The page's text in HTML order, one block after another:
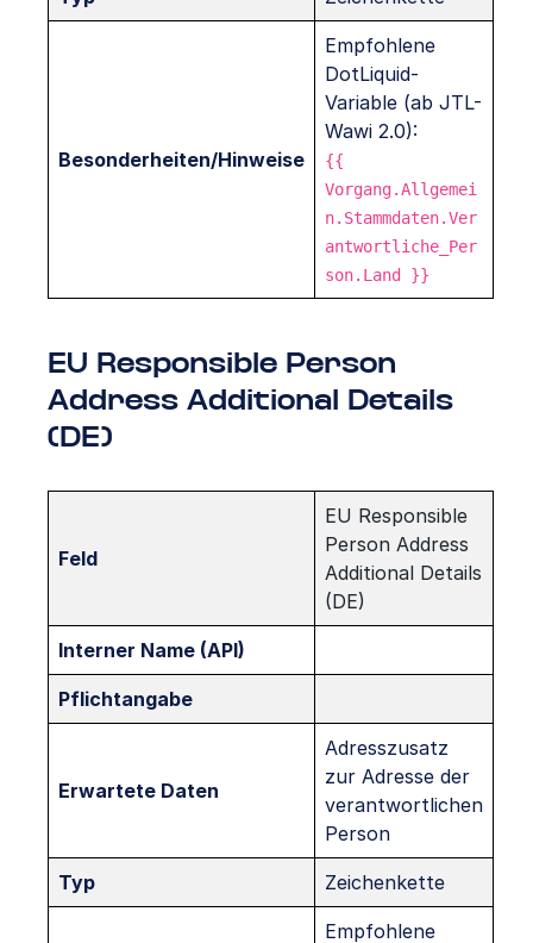
Besonderheiten/Hinweise
Empfohlene
DotLiquid-
Variable (ab JTL-
Wawi 2.0):
{{
Vorgang.Allgemei
n.Stammdaten.Ver
antwortliche_Per
son.Land }}
EU Responsible Person
Address Additional Details
(DE)
Feld
EU Responsible
Person Address
Additional Details
(DE)
Interner Name (API)
Pflichtangabe
Erwartete Daten
Adresszusatz
zur Adresse der
verantwortlichen
Person
Typ Zeichenkette
Empfohlene